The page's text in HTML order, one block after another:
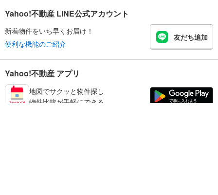
Yahoo!不動産 LINE公式アカウント
新着物件をいち早くお届け！
便利な機能のご紹介
友だち追加
Yahoo!不動産 アプリ
地図でサクッと物件探し
物件比較が手軽にできる